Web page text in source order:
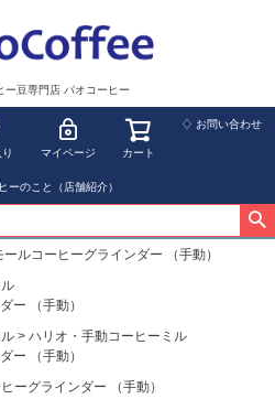
ー豆専門店 パオコーヒー
マイページ カート
♢ お問い合わせ
ーのこと（店舗紹介）
ルコーヒーグラインダー （手動）
ー （手動）
ハリオ・手動コーヒーミル
ー （手動）
ーグラインダー （手動）